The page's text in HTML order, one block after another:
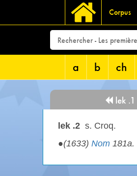
Corpus
a b ch
lek .1
lek .2 s. Croq.
●(1633) Nom 181a.